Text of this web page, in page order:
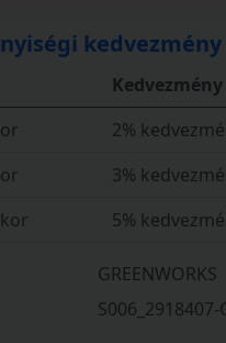
kedvezmény
Kedvezmény
2%
3%
5%
GREENWORKS
S006_2918407-